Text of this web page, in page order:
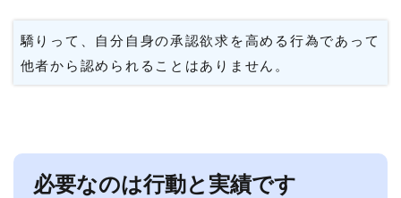
驕りって、自分自身の承認欲求を高める行為であって
他者から認められることはありません。
必要なのは行動と実績です